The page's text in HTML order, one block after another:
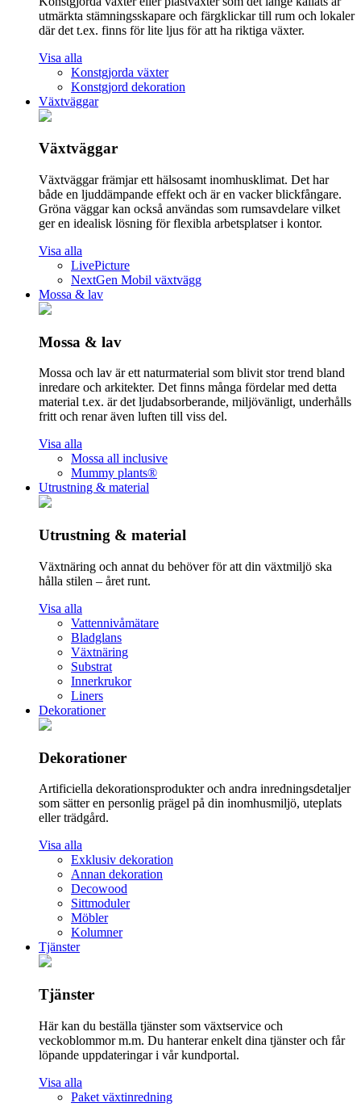
utmärkta stämningsskapare och färgklickar till rum och lokaler
där det t.ex. finns för lite ljus för att ha riktiga växter.
Visa alla
Konstgjorda växter
Konstgjord dekoration
Växtväggar
Växtväggar
Växtväggar främjar ett hälsosamt inomhusklimat. Det har
både en ljuddämpande effekt och är en vacker blickfångare.
Gröna väggar kan också användas som rumsavdelare vilket
ger en idealisk lösning för flexibla arbetsplatser i kontor.
Visa alla
LivePicture
NextGen Mobil växtvägg
Mossa & lav
Mossa & lav
Mossa och lav är ett naturmaterial som blivit stor trend bland
inredare och arkitekter. Det finns många fördelar med detta
material t.ex. är det ljudabsorberande, miljövänligt, underhålls
fritt och renar även luften till viss del.
Visa alla
Mossa all inclusive
Mummy plants®
Utrustning & material
Utrustning & material
Växtnäring och annat du behöver för att din växtmiljö ska
hålla stilen – året runt.
Visa alla
Vattennivåmätare
Bladglans
Växtnäring
Substrat
Innerkrukor
Liners
Dekorationer
Dekorationer
Artificiella dekorationsprodukter och andra inredningsdetaljer
som sätter en personlig prägel på din inomhusmiljö, uteplats
eller trädgård.
Visa alla
Exklusiv dekoration
Annan dekoration
Decowood
Sittmoduler
Möbler
Kolumner
Tjänster
Tjänster
Här kan du beställa tjänster som växtservice och
veckoblommor m.m. Du hanterar enkelt dina tjänster och får
löpande uppdateringar i vår kundportal.
Visa alla
Paket växtinredning